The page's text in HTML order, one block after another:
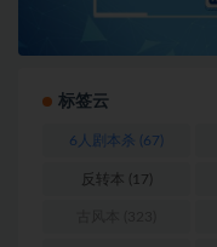
标签云
6人剧本杀 (67)
反转本 (17)